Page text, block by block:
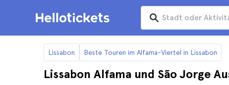
Lissabon Beste Touren im Alfama-Viertel in Lissabon
Lissabon Alfama und São Jorge